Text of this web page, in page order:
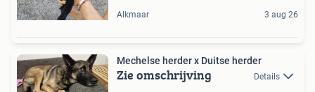
Alkmaar 3 aug 26
Mechelse herder x Duitse herder
Zie omschrijving Details